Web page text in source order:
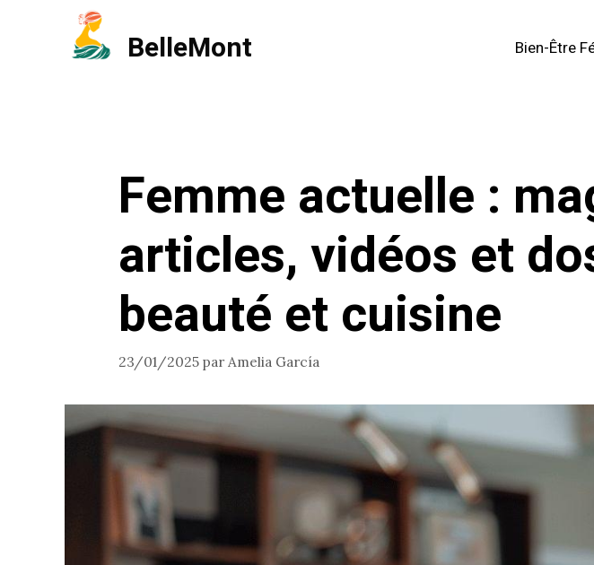
BelleMont Bien-Être
Femme actuelle :
articles, vidéos et
beauté et cuisine
23/01/2025 par Amelia García